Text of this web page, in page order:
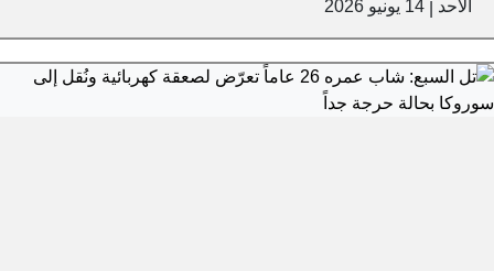
الأحد 14 يونيو 2026